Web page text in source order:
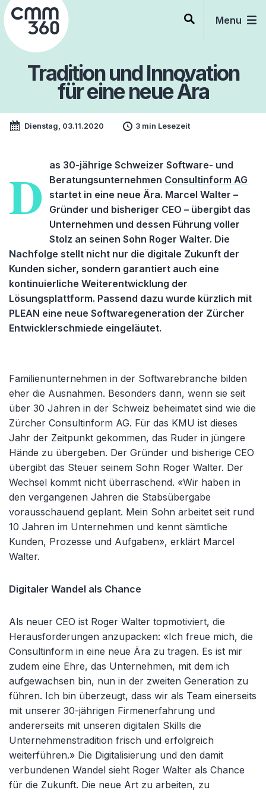
Skip
to
content
Menu
Tradition und Innovation
für eine neue Ära
Dienstag, 03.11.2020 3 min Lesezeit
D
as 30-jährige Schweizer Software- und
Beratungsunternehmen Consultinform AG
startet in eine neue Ära. Marcel Walter –
Gründer und bisheriger CEO – übergibt das
Unternehmen und dessen Führung voller
Stolz an seinen Sohn Roger Walter. Die
Nachfolge stellt nicht nur die digitale Zukunft der
Kunden sicher, sondern garantiert auch eine
kontinuierliche Weiterentwicklung der
Lösungsplattform. Passend dazu wurde kürzlich mit
PLEAN eine neue Softwaregeneration der Zürcher
Entwicklerschmiede eingeläutet.
Familienunternehmen in der Softwarebranche bilden
eher die Ausnahmen. Besonders dann, wenn sie seit
über 30 Jahren in der Schweiz beheimatet sind wie die
Zürcher Consultinform AG. Für das KMU ist dieses
Jahr der Zeitpunkt gekommen, das Ruder in jüngere
Hände zu übergeben. Der Gründer und bisherige CEO
übergibt das Steuer seinem Sohn Roger Walter. Der
Wechsel kommt nicht überraschend. «Wir haben in
den vergangenen Jahren die Stabsübergabe
vorausschauend geplant. Mein Sohn arbeitet seit rund
10 Jahren im Unternehmen und kennt sämtliche
Kunden, Prozesse und Aufgaben», erklärt Marcel
Walter.
Digitaler Wandel als Chance
Als neuer CEO ist Roger Walter topmotiviert, die
Herausforderungen anzupacken: «Ich freue mich, die
Consultinform in eine neue Ära zu tragen. Es ist mir
zudem eine Ehre, das Unternehmen, mit dem ich
aufgewachsen bin, nun in der zweiten Generation zu
führen. Ich bin überzeugt, dass wir als Team einerseits
mit unserer 30-jährigen Firmenerfahrung und
andererseits mit unseren digitalen Skills die
Unternehmenstradition frisch und erfolgreich
weiterführen.» Die Digitalisierung und den damit
verbundenen Wandel sieht Roger Walter als Chance
für die Zukunft. Die neue Art zu arbeiten, zu